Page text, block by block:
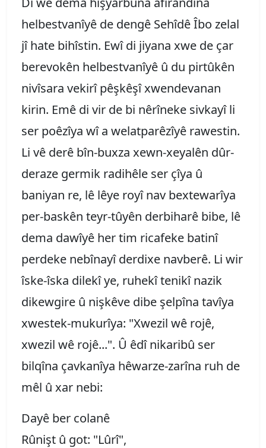
helbestvanîyê de dengê Sehîdê Îbo zelal
jî hate bihîstin. Ewî di jiyana xwe de çar
berevokên helbestvanîyê û du pirtûkên
nivîsara vekirî pêşkêşî xwendevanan
kirin. Emê di vir de bi nêrîneke sivkayî li
ser poêzîya wî a welatparêzîyê rawestin.
Li vê derê bîn-buxza xewn-xeyalên dûr-
deraze germik radihêle ser çîya û
baniyan re, lê lêye royî nav bextewarîya
per-baskên teyr-tûyên derbiharê bibe, lê
dema dawîyê her tim ricafeke batinî
perdeke nebînayî derdixe navberê. Li wir
îske-îska dilekî ye, ruhekî tenikî nazik
dikewgire û nişkêve dibe şelpîna tavîya
xwestek-mukurîya: "Xwezil wê rojê,
xwezil wê rojê...". Û êdî nikaribû ser
bilqîna çavkanîya hêwarze-zarîna ruh de
mêl û xar nebi:
Dayê ber colanê
Rûnişt û got: "Lûrî",